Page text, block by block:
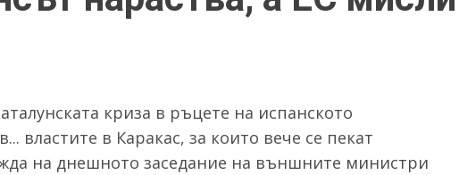
криза в ръцете на испанското
властите в Каракас, за които вече се пекат
на днешното заседание на външните министри